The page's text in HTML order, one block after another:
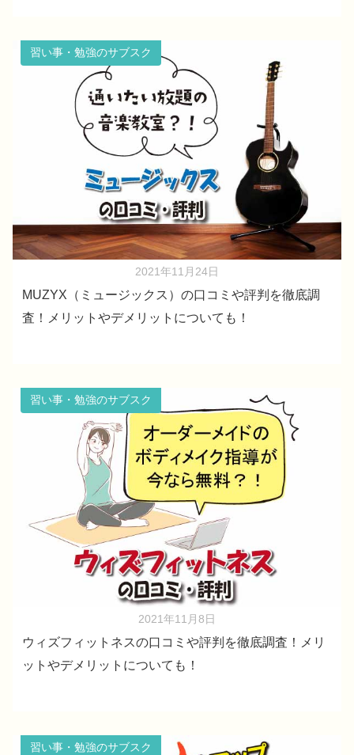
習い事・勉強のサブスク
2021年11月24日
MUZYX（ミュージックス）の口コミや評判を徹底調
査！メリットやデメリットについても！
習い事・勉強のサブスク
2021年11月8日
ウィズフィットネスの口コミや評判を徹底調査！メリ
ットやデメリットについても！
習い事・勉強のサブスク